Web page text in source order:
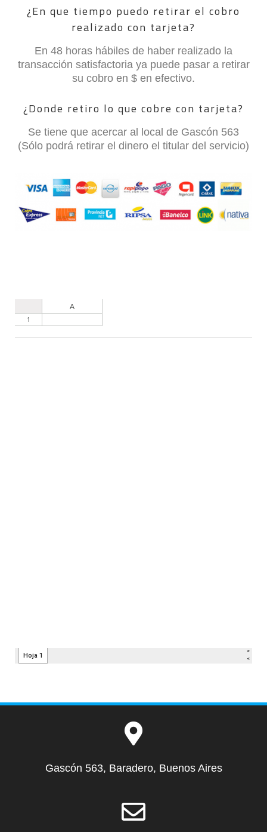
¿En que tiempo puedo retirar el cobro
realizado con tarjeta?
En 48 horas hábiles de haber realizado la
transacción satisfactoria ya puede pasar a retirar
su cobro en $ en efectivo.
¿Donde retiro lo que cobre con tarjeta?
Se tiene que acercar al local de Gascón 563
(Sólo podrá retirar el dinero el titular del servicio)
Gascón 563, Baradero, Buenos Aires